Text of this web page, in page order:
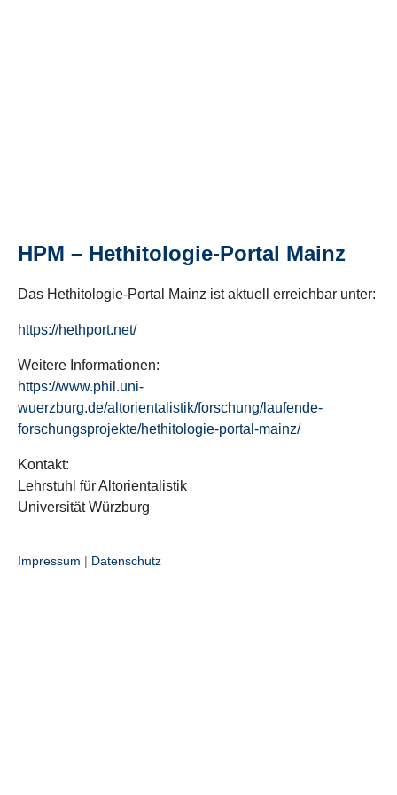
HPM – Hethitologie-Portal Mainz
Das Hethitologie-Portal Mainz ist aktuell erreichbar unter:
https://hethport.net/
Weitere Informationen:
https://www.phil.uni-
wuerzburg.de/altorientalistik/forschung/laufende-
forschungsprojekte/hethitologie-portal-mainz/
Kontakt:
Lehrstuhl für Altorientalistik
Universität Würzburg
Impressum | Datenschutz